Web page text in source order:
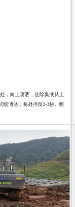
，向上喷洒，使除臭液从上
喷洒法，每处停留2-3秒。喷